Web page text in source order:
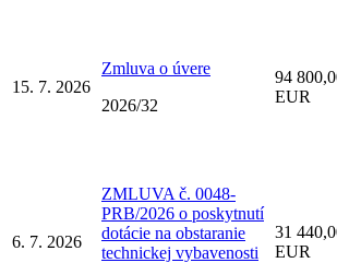
15. 7. 2026
Zmluva o úvere
2026/32
94
EUR
6. 7. 2026
ZMLUVA č. 0048-
PRB/2026 o poskytnutí
dotácie na obstaranie
technickej vybavenosti
31
EUR